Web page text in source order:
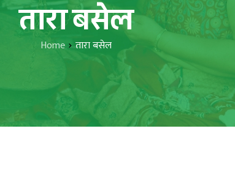
तारा बसेल
Home तारा बसेल